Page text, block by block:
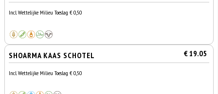
Incl. Wettelijke Milieu Toeslag € 0,50
SHOARMA KAAS SCHOTEL € 19.05
Incl. Wettelijke Milieu Toeslag € 0,50